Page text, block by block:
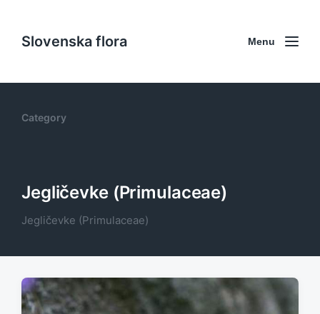
Slovenska flora Menu
Category
Jegličevke (Primulaceae)
Jegličevke (Primulaceae)